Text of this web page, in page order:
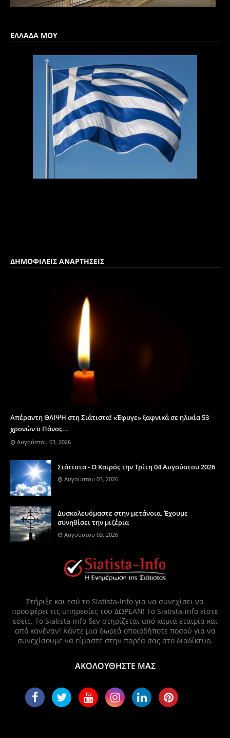
ΕΛΛΑΔΑ ΜΟΥ
ΔΗΜΟΦΙΛΕΙΣ ΑΝΑΡΤΗΣΕΙΣ
Απέραντη ΘΛΙΨΗ στη Σιάτιστα! «Έφυγε» ξαφνικά σε ηλικία 53
χρονών ο Πάνος...
Αυγούστου 03, 2026
Σιάτιστα - Ο Καιρός την Τρίτη 04 Αυγούστου 2026
Αυγούστου 03, 2026
Δυσκολευόμαστε στην μετάνοια. Έχουμε
συνηθίσει την μιζέρια
Αυγούστου 03, 2026
Στήριξε και εσύ το Siatista-Info για να συνεχίσει να
προσφέρει τις υπηρεσίες του ΔΩΡΕΑΝ! Το Siatista-info είστε
εσείς. Το Siatista-info δεν στηρίζεται από καμιά εταιρία και
από κανέναν! Κάντε μια δωρεά οποιοδήποτε ποσού για να
συνεχίσουμε να είμαστε στην παρέα σας στο διαδίκτυο.
ΑΚΟΛΟΥΘΗΣΤΕ ΜΑΣ